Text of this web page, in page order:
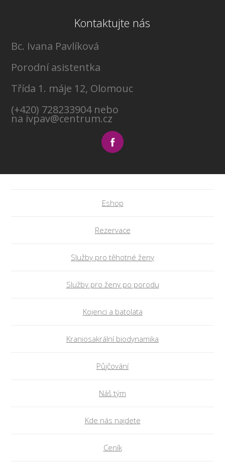
Kontaktujte nás
Bc. Ivana Pavlíková
Porodní asistentka
Třída 1. máje 12, Olomouc
(+420) 728233904 nebo
na ivpav@centrum.cz
Eshop
Rezervace
Služby pro těhotné ženy
Služby pro ženy po porodu
Kojenci a batolata
Kraniosakrální biodynamika
Půjčování
Náš tým
Kde nás najdete
Ceník